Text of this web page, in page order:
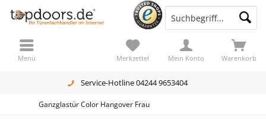
Service-Hotline 04244 9653404
Warenkorb
Merkzettel Mein Konto
Menü
Ganzglastür Color Hangover Frau